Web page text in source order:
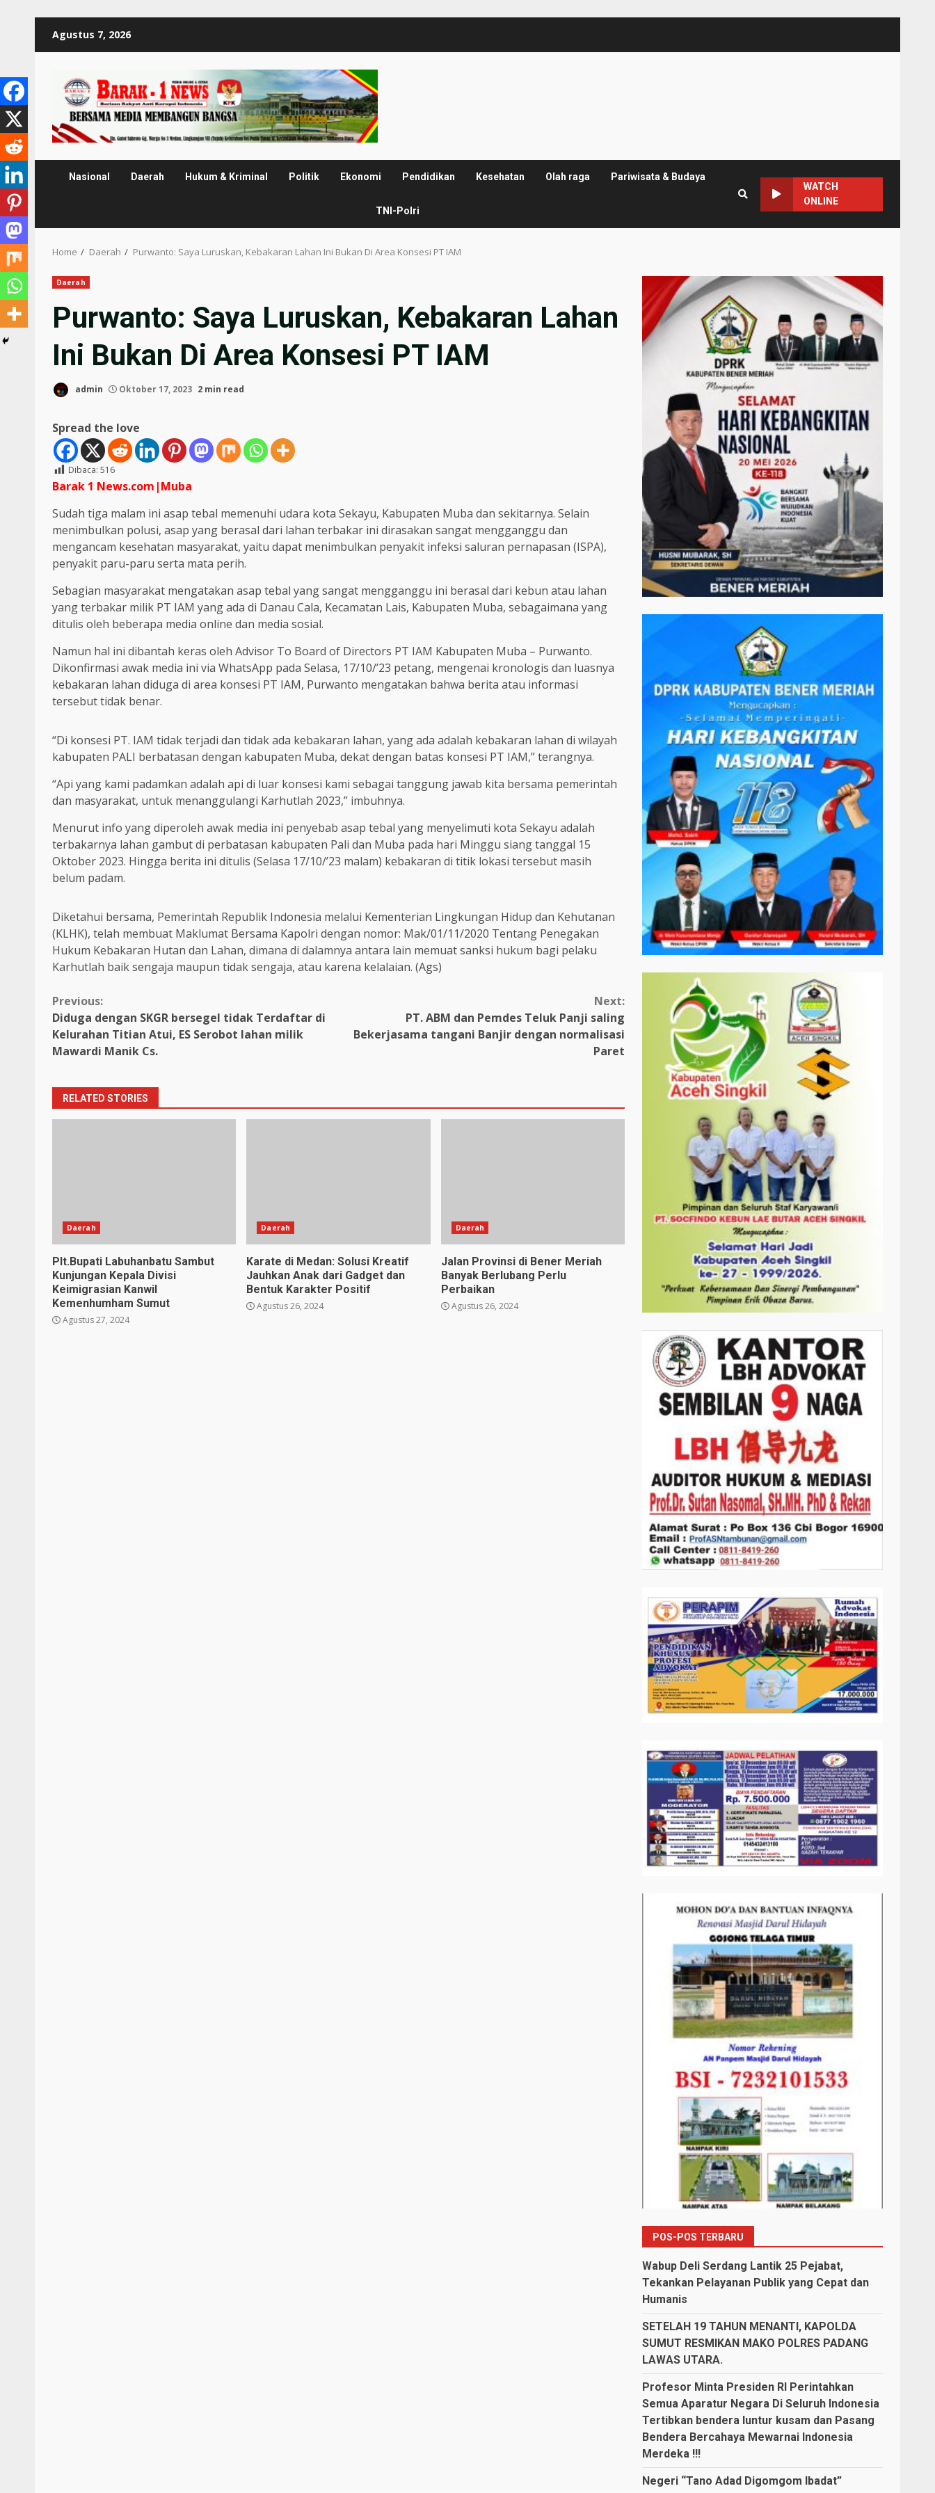
Agustus 7, 2026
Nasional Daerah Hukum & Kriminal Politik Ekonomi Pendidikan Kesehatan Olah raga Pariwisata & Budaya
TNI-Polri
WATCH
ONLINE
Home Daerah Purwanto: Saya Luruskan, Kebakaran Lahan Ini Bukan Di Area Konsesi PT IAM
Daerah
Purwanto: Saya Luruskan, Kebakaran Lahan
Ini Bukan Di Area Konsesi PT IAM
admin Oktober 17, 2023 2 min read
Spread the love
Dibaca: 516
Barak 1 News.com|Muba
Sudah tiga malam ini asap tebal memenuhi udara kota Sekayu, Kabupaten Muba dan sekitarnya. Selain
menimbulkan polusi, asap yang berasal dari lahan terbakar ini dirasakan sangat mengganggu dan
mengancam kesehatan masyarakat, yaitu dapat menimbulkan penyakit infeksi saluran pernapasan (ISPA),
penyakit paru-paru serta mata perih.
Sebagian masyarakat mengatakan asap tebal yang sangat mengganggu ini berasal dari kebun atau lahan
yang terbakar milik PT IAM yang ada di Danau Cala, Kecamatan Lais, Kabupaten Muba, sebagaimana yang
ditulis oleh beberapa media online dan media sosial.
Namun hal ini dibantah keras oleh Advisor To Board of Directors PT IAM Kabupaten Muba – Purwanto.
Dikonfirmasi awak media ini via WhatsApp pada Selasa, 17/10/’23 petang, mengenai kronologis dan luasnya
kebakaran lahan diduga di area konsesi PT IAM, Purwanto mengatakan bahwa berita atau informasi
tersebut tidak benar.
“Di konsesi PT. IAM tidak terjadi dan tidak ada kebakaran lahan, yang ada adalah kebakaran lahan di wilayah
kabupaten PALI berbatasan dengan kabupaten Muba, dekat dengan batas konsesi PT IAM,” terangnya.
“Api yang kami padamkan adalah api di luar konsesi kami sebagai tanggung jawab kita bersama pemerintah
dan masyarakat, untuk menanggulangi Karhutlah 2023,” imbuhnya.
Menurut info yang diperoleh awak media ini penyebab asap tebal yang menyelimuti kota Sekayu adalah
terbakarnya lahan gambut di perbatasan kabupaten Pali dan Muba pada hari Minggu siang tanggal 15
Oktober 2023. Hingga berita ini ditulis (Selasa 17/10/’23 malam) kebakaran di titik lokasi tersebut masih
belum padam.
Diketahui bersama, Pemerintah Republik Indonesia melalui Kementerian Lingkungan Hidup dan Kehutanan
(KLHK), telah membuat Maklumat Bersama Kapolri dengan nomor: Mak/01/11/2020 Tentang Penegakan
Hukum Kebakaran Hutan dan Lahan, dimana di dalamnya antara lain memuat sanksi hukum bagi pelaku
Karhutlah baik sengaja maupun tidak sengaja, atau karena kelalaian. (Ags)
Continue
Reading
Previous:
Diduga dengan SKGR bersegel tidak Terdaftar di
Kelurahan Titian Atui, ES Serobot lahan milik
Mawardi Manik Cs.
Next:
PT. ABM dan Pemdes Teluk Panji saling
Bekerjasama tangani Banjir dengan normalisasi
Paret
RELATED STORIES
Daerah
Plt.Bupati Labuhanbatu Sambut
Kunjungan Kepala Divisi
Keimigrasian Kanwil
Kemenhumham Sumut
Agustus 27, 2024
Daerah
Karate di Medan: Solusi Kreatif
Jauhkan Anak dari Gadget dan
Bentuk Karakter Positif
Agustus 26, 2024
Daerah
Jalan Provinsi di Bener Meriah
Banyak Berlubang Perlu
Perbaikan
Agustus 26, 2024
POS-POS TERBARU
Wabup Deli Serdang Lantik 25 Pejabat,
Tekankan Pelayanan Publik yang Cepat dan
Humanis
SETELAH 19 TAHUN MENANTI, KAPOLDA
SUMUT RESMIKAN MAKO POLRES PADANG
LAWAS UTARA.
Profesor Minta Presiden RI Perintahkan
Semua Aparatur Negara Di Seluruh Indonesia
Tertibkan bendera luntur kusam dan Pasang
Bendera Bercahaya Mewarnai Indonesia
Merdeka !!!
Negeri “Tano Adad Digomgom Ibadat”